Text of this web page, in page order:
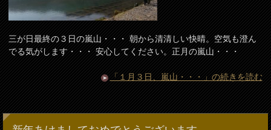
三が日最終の３日の嵐山・・・ 朝から清清しい快晴。空気も澄ん
でる気がします・・・ 安心してください。正月の嵐山・・・
「１月３日、嵐山・・・」の続きを読む